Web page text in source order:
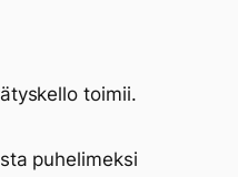
toimii.
puhelimeksi